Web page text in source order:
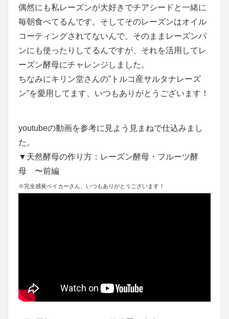
偶然にも私レーズンが大好きでチアシードと一緒に
毎朝食べてるんです。そしてそのレーズンはオイル
コーティングされてないんで、そのままレーズンパ
ンにも使ったりしてるんですが、それを活用してレ
ーズン酵母にチャレンジしました。
ちなみにキリン堂さんの”トルコ産サルタナレーズ
ン”を愛用してます、いつもありがとうございます！
youtubeの動画を参考に見よう見まねで仕込みまし
た。
▼天然酵母の作り方：レーズン酵母・フルーツ酵
母 〜前編
※完全感覚ベイカーさん、いつもありがとうございます！